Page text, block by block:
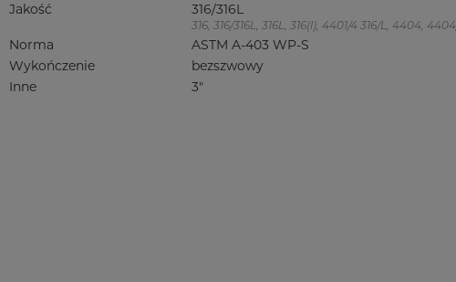
Jakość
316/316L
316, 316/316L, 316L, 316(l), 4401/4 316/L, 4404,
Norma
ASTM A-403 WP-S
Wykończenie
bezszwowy
Inne
3"